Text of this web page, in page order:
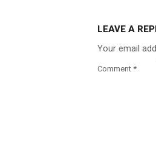
LEAVE A
Your email
Comment *